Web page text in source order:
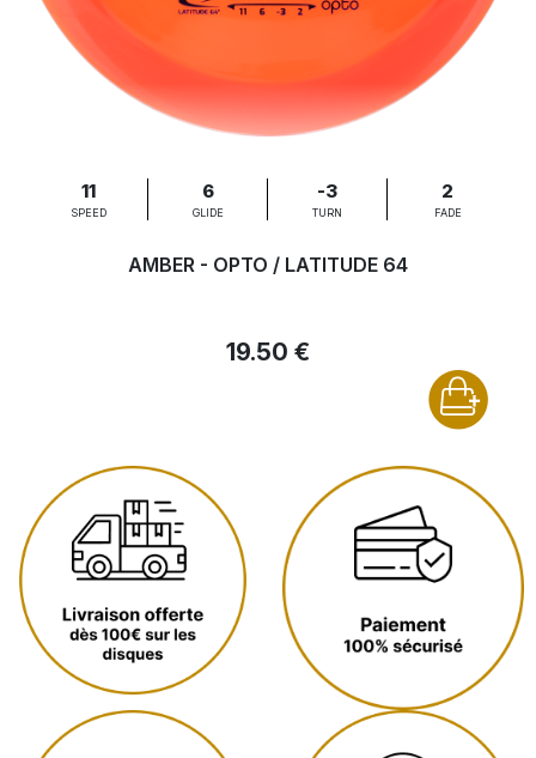
11
SPEED
6
GLIDE
-3
TURN
2
FADE
AMBER - OPTO / LATITUDE 64
19.50 €